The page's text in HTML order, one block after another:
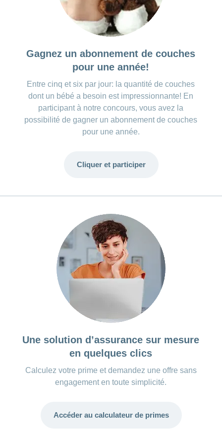
Gagnez un abonnement de couches
pour une année!
Entre cinq et six par jour: la quantité de couches
dont un bébé a besoin est impressionnante! En
participant à notre concours, vous avez la
possibilité de gagner un abonnement de couches
pour une année.
Cliquer et participer
Une solution d’assurance sur mesure
en quelques clics
Calculez votre prime et demandez une offre sans
engagement en toute simplicité.
Accéder au calculateur de primes